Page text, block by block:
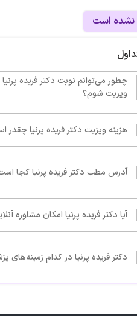
نشده است
ویزیت شوم؟
هزینه ویزیت دکتر فریده پرنیا چقدر است؟
آدرس مطب دکتر فریده پرنیا کجا است؟
آیا دکتر فریده پرنیا امکان مشاوره آنلاین دارد؟
دکتر فریده پرنیا در کدام زمینه‌های پزشکی بیمار می‌پذیرد؟